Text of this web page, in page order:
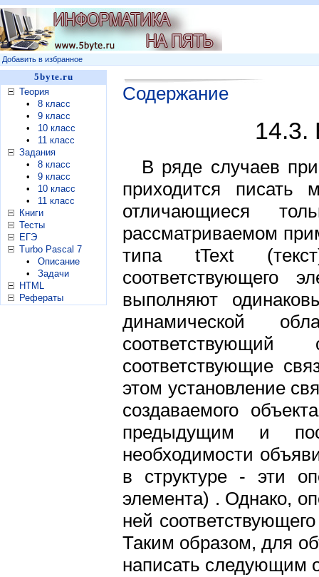
Добавить в избранное
5byte.ru
Теория
•
8 класс
•
9 класс
•
10 класс
•
11 класс
Задания
•
8 класс
•
9 класс
•
10 класс
•
11 класс
Книги
Тесты
ЕГЭ
Turbo Pascal 7
•
Описание
•
Задачи
HTML
Рефераты
Содержание
14.3.
В ряде случаев
приходится
отличающиеся
рассматриваемом
типа tText
соответствующего
выполняют
динамической
соответствующие
этом установление
создаваемого
предыдущим и
необходимости
в структуре - эти
элемента) . Однако,
ней
Таким образом, для
написать следующим